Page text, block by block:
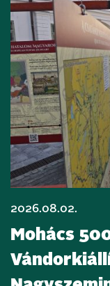
2026.08.02.
Mohács